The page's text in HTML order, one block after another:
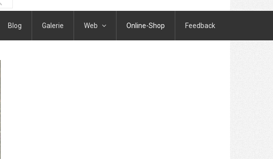
Blog Galerie Web Online-Shop Feedback